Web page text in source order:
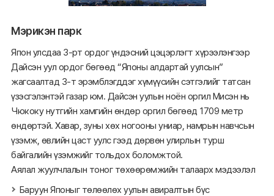
Мэрикэн парк
Япон улсдаа 3-рт ордог үндэсний цэцэрлэгт хүрээлэнгээр
Дайсэн уул ордог бөгөөд “Японы алдартай уулсын”
жагсаалтад 3-т эрэмблэгддэг хүмүүсийн сэтгэлийг татсан
үзэсгэлэнтэй газар юм. Дайсэн уулын ноён оргил Мисэн нь
Чюкоку нутгийн хамгийн өндөр оргил бөгөөд 1709 метр
өндөртэй. Хавар, зуны хөх ногооны униар, намрын навчсын
үзэмж, өвлийн цаст уулс гээд дөрвөн улирлын турш
байгалийн үзэмжийг тольдох боломжтой.
Аялал жуулчлалын тоног төхөөрөмжийн талаарх мэдээлэл
Баруун Японыг төлөөлөх уулын авиралтын бүс